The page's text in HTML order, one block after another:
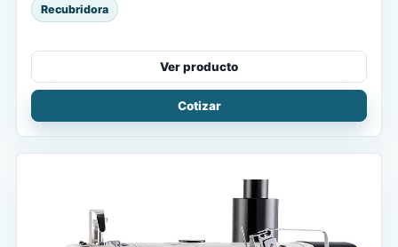
Recubridora
Ver producto
Cotizar